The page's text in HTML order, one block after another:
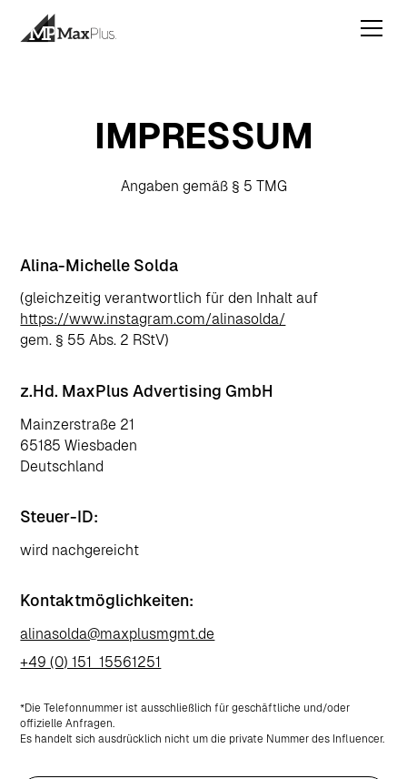
IMPRESSUM
Angaben gemäß § 5 TMG
Alina-Michelle Solda
(gleichzeitig verantwortlich für den Inhalt auf
https://www.instagram.com/alinasolda/
gem. § 55 Abs. 2 RStV)
z.Hd. MaxPlus Advertising GmbH
Mainzerstraße 21
65185 Wiesbaden
Deutschland
Steuer-ID:
wird nachgereicht
Kontaktmöglichkeiten:
alinasolda@maxplusmgmt.de
+49 (0) 151 15561251
*Die Telefonnummer ist ausschließlich für geschäftliche und/oder
offizielle Anfragen.
Es handelt sich ausdrücklich nicht um die private Nummer des Influencer.